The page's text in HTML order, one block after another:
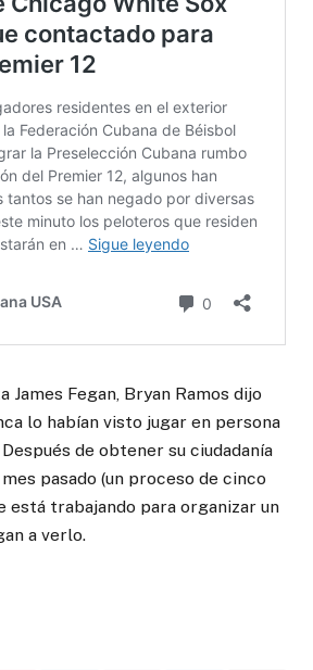
James Fegan, Bryan Ramos dijo
lo habían visto jugar en persona
de obtener su ciudadanía
pasado (un proceso de cinco
está trabajando para organizar un
a verlo.